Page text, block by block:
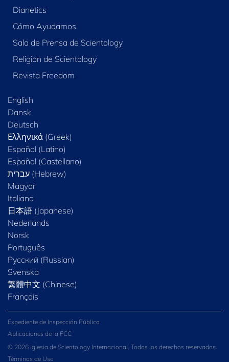
Dianetics
Cómo Ayudamos
Sala de Prensa de Scientology
Religión de Scientology
Revista Freedom
English
Dansk
Deutsch
Ελληνικά (Greek)
Español (Latino)
Español (Castellano)
Magyar
Italiano
日本語 (Japanese)
Nederlands
Norsk
Português
Русский (Russian)
Svenska
繁體中文 (Chinese)
Français
Expediente de Inspección Pública
Aplicaciones de la FCC
© 2026 Iglesia de Scientology Internacional. Todos los derechos reservados.
Términos de Uso